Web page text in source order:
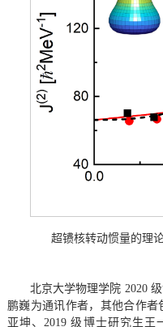
超镄核转动惯量的理
北京大学物理学院 2020
鹏巍为通讯作者，其他合作
亚坤、2019 级博士研究生王